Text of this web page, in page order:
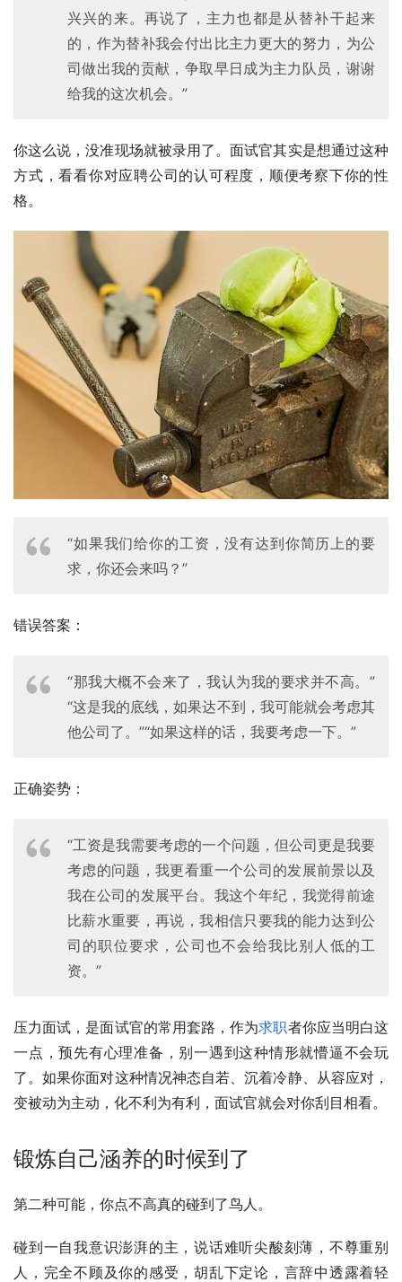
兴兴的来。再说了，主力也都是从替补干起来
的，作为替补我会付出比主力更大的努力，为公
司做出我的贡献，争取早日成为主力队员，谢谢
给我的这次机会。”
你这么说，没准现场就被录用了。面试官其实是想通过这种
方式，看看你对应聘公司的认可程度，顺便考察下你的性
格。
“如果我们给你的工资，没有达到你简历上的要
求，你还会来吗？”
错误答案：
“那我大概不会来了，我认为我的要求并不高。”
“这是我的底线，如果达不到，我可能就会考虑其
他公司了。”“如果这样的话，我要考虑一下。”
正确姿势：
“工资是我需要考虑的一个问题，但公司更是我要
考虑的问题，我更看重一个公司的发展前景以及
我在公司的发展平台。我这个年纪，我觉得前途
比薪水重要，再说，我相信只要我的能力达到公
司的职位要求，公司也不会给我比别人低的工
资。”
压力面试，是面试官的常用套路，作为求职者你应当明白这
一点，预先有心理准备，别一遇到这种情形就懵逼不会玩
了。如果你面对这种情况神态自若、沉着冷静、从容应对，
变被动为主动，化不利为有利，面试官就会对你刮目相看。
锻炼自己涵养的时候到了
第二种可能，你点不高真的碰到了鸟人。
碰到一自我意识澎湃的主，说话难听尖酸刻薄，不尊重别
人，完全不顾及你的感受，胡乱下定论，言辞中透露着轻